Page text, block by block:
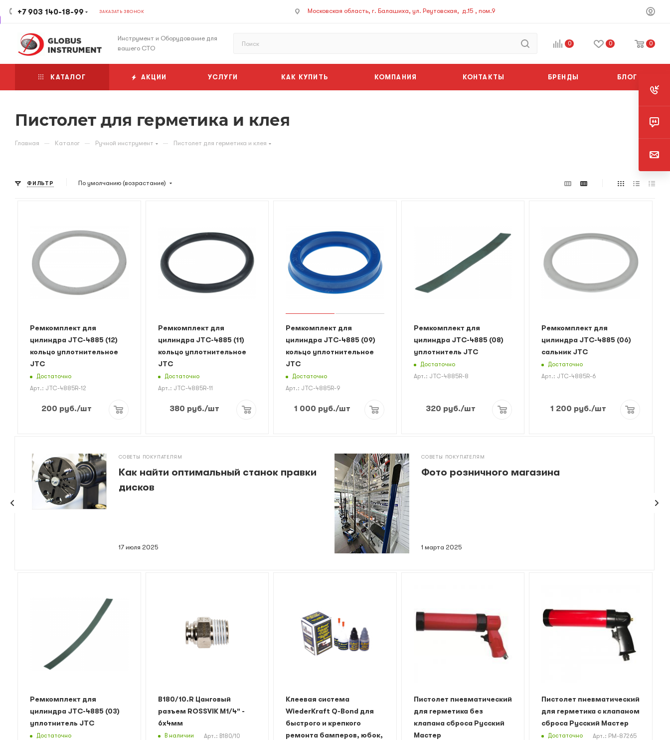
+7 903 140-18-99 ЗАКАЗАТЬ ЗВОНОК Московская область, г. Балашиха, ул. Реутовская, д.15 , пом.9
Инструмент и Оборудование для
вашего СТО
0 0 0
КАТАЛОГ АКЦИИ УСЛУГИ КАК КУПИТЬ КОМПАНИЯ КОНТАКТЫ БРЕНДЫ БЛОГ
Пистолет для герметика и клея
Главная — Каталог — Ручной инструмент — Пистолет для герметика и клея
ФИЛЬТР По умолчанию (возрастание)
Ремкомплект для
цилиндра JTC-4885 (12)
кольцо уплотнительное
JTC
Достаточно
Арт.: JTC-4885R-12
200 руб./шт
Ремкомплект для
цилиндра JTC-4885 (11)
кольцо уплотнительное
JTC
Достаточно
Арт.: JTC-4885R-11
380 руб./шт
Ремкомплект для
цилиндра JTC-4885 (09)
кольцо уплотнительное
JTC
Достаточно
Арт.: JTC-4885R-9
1 000 руб./шт
Ремкомплект для
цилиндра JTC-4885 (08)
уплотнитель JTC
Достаточно
Арт.: JTC-4885R-8
320 руб./шт
Ремкомплект для
цилиндра JTC-4885 (06)
сальник JTC
Достаточно
Арт.: JTC-4885R-6
1 200 руб./шт
СОВЕТЫ ПОКУПАТЕЛЯМ
17 июля 2025
Как найти оптимальный станок правки
дисков
СОВЕТЫ ПОКУПАТЕЛЯМ
1 марта 2025
Фото розничного магазина
Ремкомплект для
цилиндра JTC-4885 (03)
уплотнитель JTC
Достаточно
B180/10.R Цанговый
разъем ROSSVIK М1/4" -
6х4мм
В наличии Арт.: B180/10
Клеевая система
WiederKraft Q-Bond для
быстрого и крепкого
ремонта бамперов, юбок,
Пистолет пневматический
для герметика без
клапана сброса Русский
Мастер
Пистолет пневматический
для герметика с клапаном
сброса Русский Мастер
Достаточно Арт.: РМ-87265